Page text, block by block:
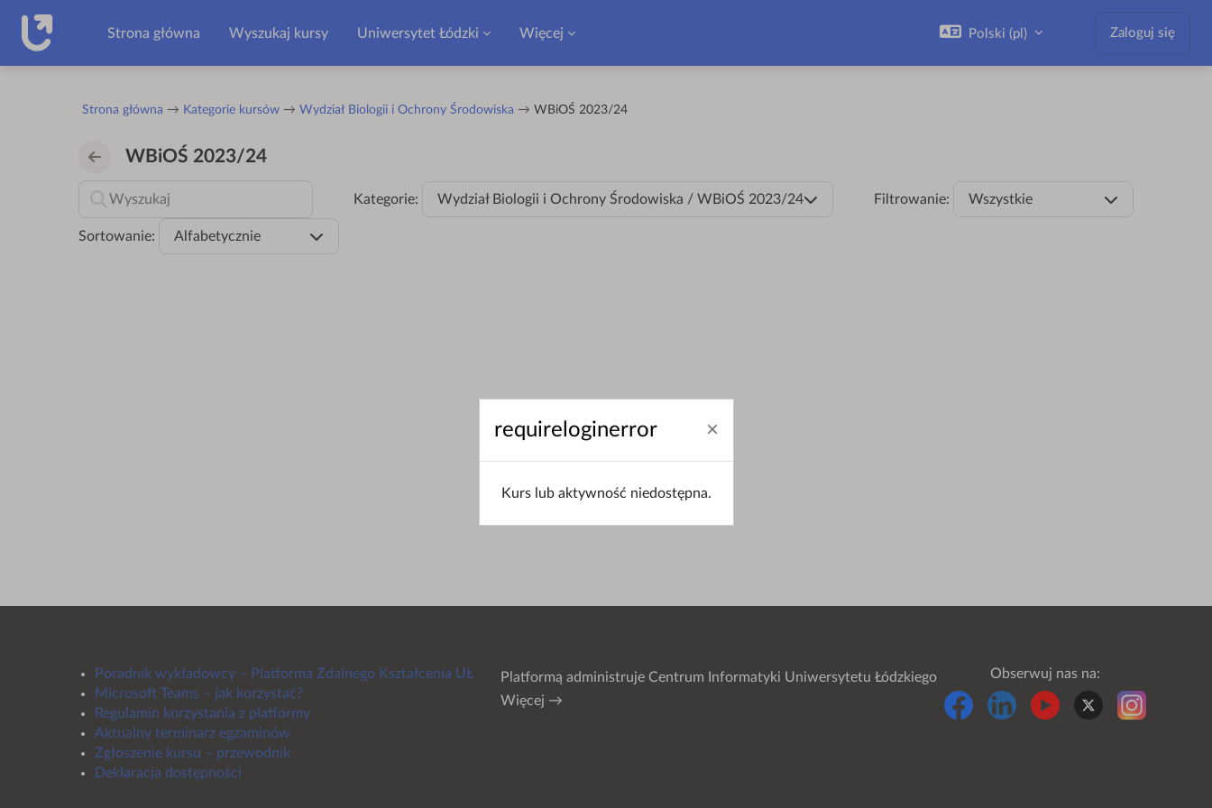
Strona główna
Wyszukaj kursy Uniwersytet Łódzki Więcej Polski ‎(pl)‎ Zaloguj się
Strona główna Kategorie kursów Wydział Biologii i Ochrony Środowiska WBiOŚ 2023/24
WBiOŚ 2023/24
Kategorie: Wydział Biologii i Ochrony Środowiska / WBiOŚ 2023/24 Filtrowanie: Wszystkie
Sortowanie: Alfabetycznie
Poradnik wykładowcy – Platforma Zdalnego Kształcenia UŁ
Microsoft Teams – jak korzystać?
Regulamin korzystania z platformy
Aktualny terminarz egzaminów
Zgłoszenie kursu – przewodnik
Deklaracja dostępności
Platformą administruje Centrum Informatyki Uniwersytetu Łódzkiego
Więcej →
Obserwuj nas na:
requireloginerror
Kurs lub aktywność niedostępna.